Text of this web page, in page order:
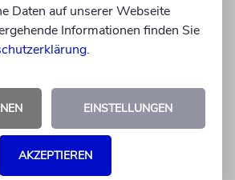
Daten auf unserer Webseite
Informationen finden Sie
.
EINSTELLUNGEN
AKZEPTIEREN